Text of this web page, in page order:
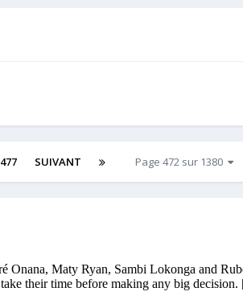
477 SUIVANT Page 472 sur 1380